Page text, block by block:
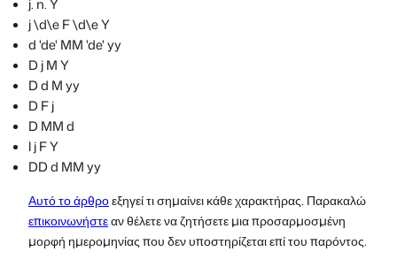
j. n. Y
j \d\e F \d\e Y
d 'de' MM 'de' yy
D j M Y
D d M yy
D F j
D MM d
l j F Y
DD d MM yy
Αυτό το άρθροεξηγεί τι σημαίνει κάθε χαρακτήρας. Παρακαλώ
επικοινωνήστεαν θέλετε να ζητήσετε μια προσαρμοσμένη
μορφή ημερομηνίας που δεν υποστηρίζεται επί του παρόντος.